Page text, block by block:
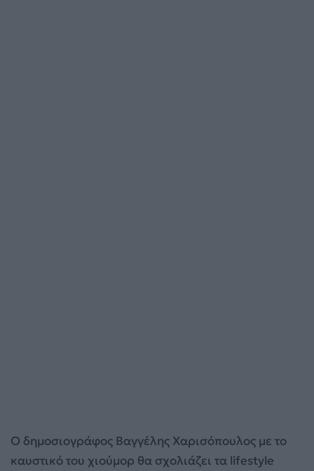
Ο δημοσιογράφος Βαγγέλης Χαρισόπουλος με το
καυστικό του χιούμορ θα σχολιάζει τα lifestyle